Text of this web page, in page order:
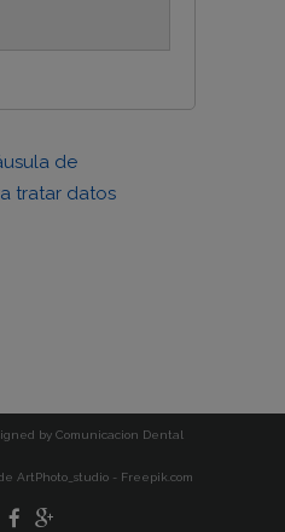
de
tratar datos
by Comunicacion Dental
ArtPhoto_studio - Freepik.com